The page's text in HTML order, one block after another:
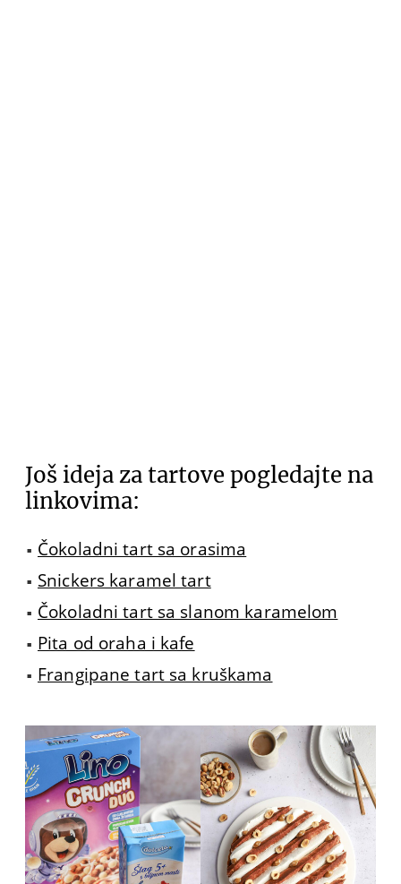
Još ideja za tartove pogledajte na
linkovima:
Čokoladni tart sa orasima
Snickers karamel tart
Čokoladni tart sa slanom karamelom
Pita od oraha i kafe
Frangipane tart sa kruškama